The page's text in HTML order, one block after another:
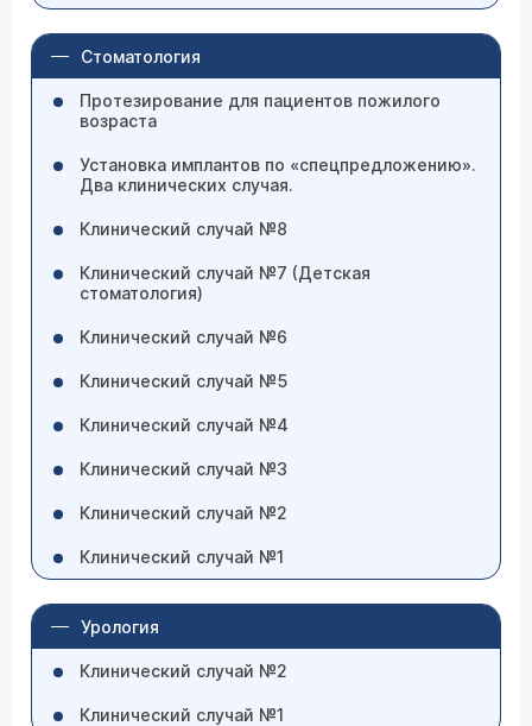
Стоматология
Протезирование для пациентов пожилого
возраста
Установка имплантов по «спецпредложению».
Два клинических случая.
Клинический случай №8
Клинический случай №7 (Детская
стоматология)
Клинический случай №6
Клинический случай №5
Клинический случай №4
Клинический случай №3
Клинический случай №2
Клинический случай №1
Урология
Клинический случай №2
Клинический случай №1